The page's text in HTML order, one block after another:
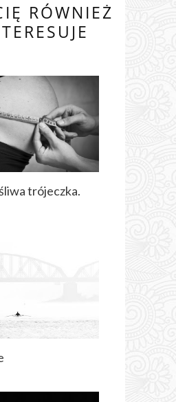
RÓWNIEŻ
trójeczka.